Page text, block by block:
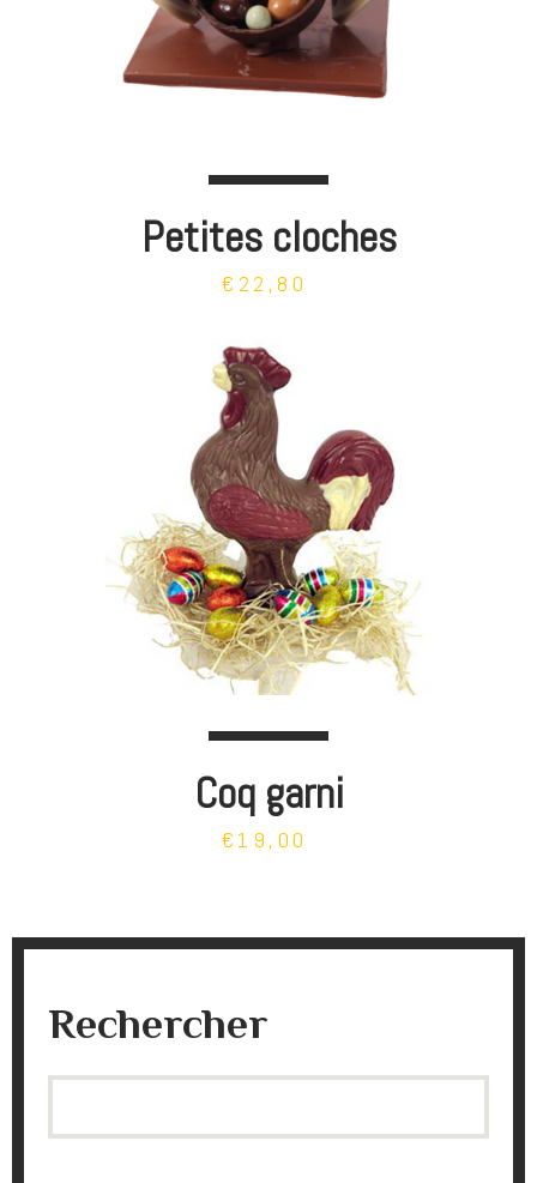
Petites cloches
€22,80
Coq garni
€19,00
Rechercher